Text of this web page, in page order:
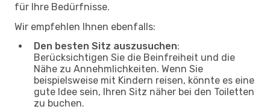
für Ihre Bedürfnisse.
Wir empfehlen Ihnen ebenfalls:
Den besten Sitz auszusuchen:
Berücksichtigen Sie die Beinfreiheit und die
Nähe zu Annehmlichkeiten. Wenn Sie
beispielsweise mit Kindern reisen, könnte es eine
gute Idee sein, Ihren Sitz näher bei den Toiletten
zu buchen.